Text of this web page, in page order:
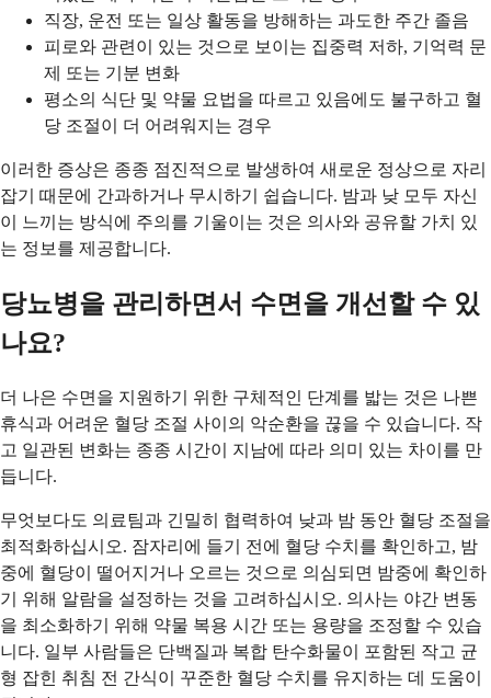
직장, 운전 또는 일상 활동을 방해하는 과도한 주간 졸음
피로와 관련이 있는 것으로 보이는 집중력 저하, 기억력 문
제 또는 기분 변화
평소의 식단 및 약물 요법을 따르고 있음에도 불구하고 혈
당 조절이 더 어려워지는 경우
이러한 증상은 종종 점진적으로 발생하여 새로운 정상으로 자리
잡기 때문에 간과하거나 무시하기 쉽습니다. 밤과 낮 모두 자신
이 느끼는 방식에 주의를 기울이는 것은 의사와 공유할 가치 있
는 정보를 제공합니다.
당뇨병을 관리하면서 수면을 개선할 수 있
나요?
더 나은 수면을 지원하기 위한 구체적인 단계를 밟는 것은 나쁜
휴식과 어려운 혈당 조절 사이의 악순환을 끊을 수 있습니다. 작
고 일관된 변화는 종종 시간이 지남에 따라 의미 있는 차이를 만
듭니다.
무엇보다도 의료팀과 긴밀히 협력하여 낮과 밤 동안 혈당 조절을
최적화하십시오. 잠자리에 들기 전에 혈당 수치를 확인하고, 밤
중에 혈당이 떨어지거나 오르는 것으로 의심되면 밤중에 확인하
기 위해 알람을 설정하는 것을 고려하십시오. 의사는 야간 변동
을 최소화하기 위해 약물 복용 시간 또는 용량을 조정할 수 있습
니다. 일부 사람들은 단백질과 복합 탄수화물이 포함된 작고 균
형 잡힌 취침 전 간식이 꾸준한 혈당 수치를 유지하는 데 도움이